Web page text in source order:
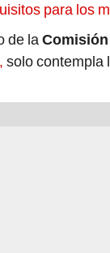
para los
de la
solo contempla